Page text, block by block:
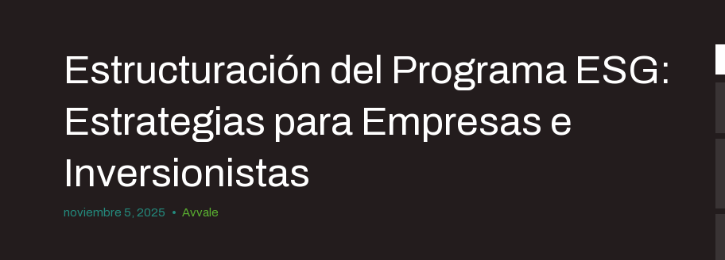
Estructuración del Programa ESG:
Estrategias para Empresas e
Inversionistas
noviembre 5, 2025 • Avvale